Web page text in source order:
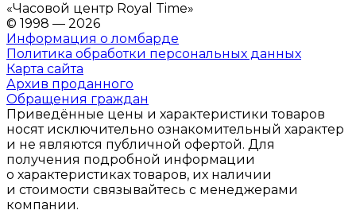
«Часовой центр Royal Time»
© 1998 — 2026
Информация о ломбарде
Политика обработки персональных данных
Карта сайта
Архив проданного
Обращения граждан
Приведённые цены и характеристики товаров
носят исключительно ознакомительный характер
и не являются публичной офертой. Для
получения подробной информации
о характеристиках товаров, их наличии
и стоимости связывайтесь с менеджерами
компании.